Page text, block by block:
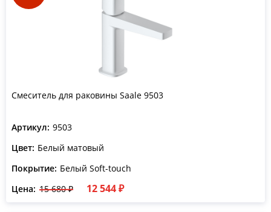
Смеситель для раковины Saale 9503
Артикул: 9503
Цвет: Белый матовый
Покрытие: Белый Soft-touch
Цена: 15 680 ₽ 12 544 ₽